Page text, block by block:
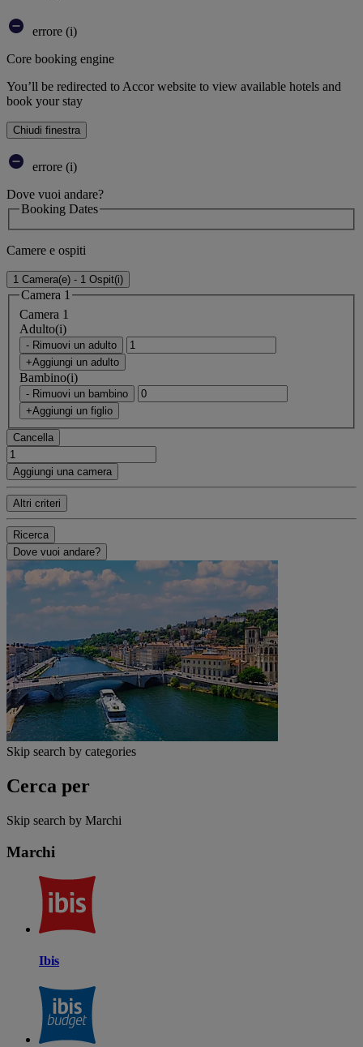
errore (i)
Core booking engine
You’ll be redirected to Accor website to view available hotels and
book your stay
Chiudi finestra
errore (i)
Dove vuoi andare?
Booking Dates
Camere e ospiti
1 Camera(e) - 1 Ospit(i)
Camera 1
Camera 1
Adulto(i)
- Rimuovi un adulto
+Aggiungi un adulto
Bambino(i)
- Rimuovi un bambino
+Aggiungi un figlio
Cancella
Aggiungi una camera
Altri criteri
Ricerca
Dove vuoi andare?
Skip search by categories
Cerca per
Skip search by Marchi
Marchi
Ibis